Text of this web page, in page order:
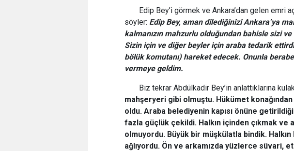
Edip Bey’i görmek ve Ankara’dan gelen emri
söyler: Edip Bey, aman dilediğinizi Ankara’ya
kalmanızın mahzurlu olduğundan bahisle sizi ve
Sizin için ve diğer beyler için araba tedarik
bölük komutanı) hareket edecek. Onunla
vermeye geldim.
Biz tekrar Abdülkadir Bey’in anlattıklarına
mahşeryeri gibi olmuştu. Hükümet konağından
oldu. Araba belediyenin kapısı önüne
fazla güçlük çekildi. Halkın içinden çıkmak ve
olmuyordu. Büyük bir müşkülatla bindik. Halkın
ağlıyordu. Ön ve arkamızda yüzlerce süvari,